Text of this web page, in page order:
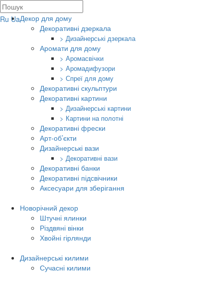
Ru UaДекор для дому
Декоративні дзеркала
> Дизайнерські дзеркала
Аромати для дому
> Аромасвічки
> Аромадифузори
> Спреї для дому
Декоративні скульптури
Декоративні картини
> Дизайнерські картини
> Картини на полотні
Декоративні фрески
Арт-об’єкти
Дизайнерські вази
> Декоративні вази
Декоративні банки
Декоративні підсвічники
Аксесуари для зберігання
Новорічний декор
Штучні ялинки
Різдвяні вінки
Хвойні гірлянди
Дизайнерські килими
Сучасні килими